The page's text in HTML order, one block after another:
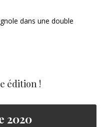
dans une double
édition !
2020